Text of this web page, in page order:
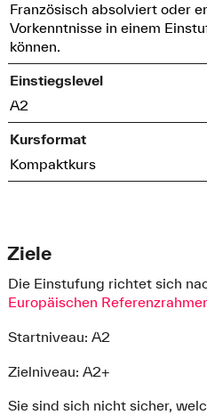
Französisch absolviert oder
Vorkenntnisse in einem
können.
Einstiegslevel
A2
Kursformat
Kompaktkurs
Ziele
Die Einstufung richtet sich
Europäischen
Startniveau: A2
Zielniveau: A2+
Sie sind sich nicht sicher,